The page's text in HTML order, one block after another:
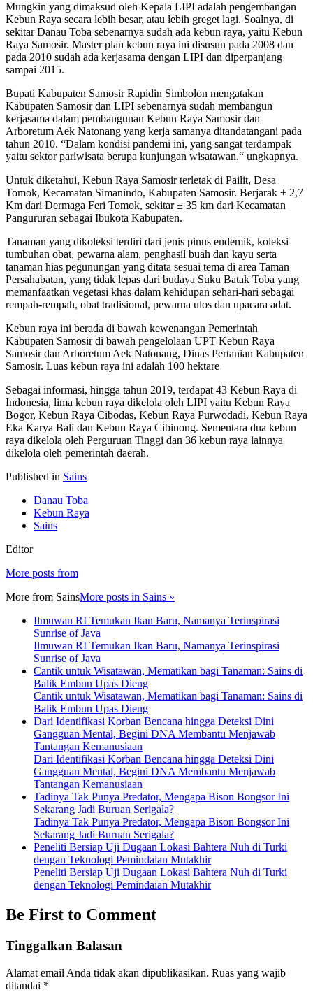
Mungkin yang dimaksud oleh Kepala LIPI adalah pengembangan
Kebun Raya secara lebih besar, atau lebih greget lagi. Soalnya, di
sekitar Danau Toba sebenarnya sudah ada kebun raya, yaitu Kebun
Raya Samosir. Master plan kebun raya ini disusun pada 2008 dan
pada 2010 sudah ada kerjasama dengan LIPI dan diperpanjang
sampai 2015.
Bupati Kabupaten Samosir Rapidin Simbolon mengatakan
Kabupaten Samosir dan LIPI sebenarnya sudah membangun
kerjasama dalam pembangunan Kebun Raya Samosir dan
Arboretum Aek Natonang yang kerja samanya ditandatangani pada
tahun 2010. “Dalam kondisi pandemi ini, yang sangat terdampak
yaitu sektor pariwisata berupa kunjungan wisatawan,“ ungkapnya.
Untuk diketahui, Kebun Raya Samosir terletak di Pailit, Desa
Tomok, Kecamatan Simanindo, Kabupaten Samosir. Berjarak ± 2,7
Km dari Dermaga Feri Tomok, sekitar ± 35 km dari Kecamatan
Pangururan sebagai Ibukota Kabupaten.
Tanaman yang dikoleksi terdiri dari jenis pinus endemik, koleksi
tumbuhan obat, pewarna alam, penghasil buah dan kayu serta
tanaman hias pegunungan yang ditata sesuai tema di area Taman
Persahabatan, yang tidak lepas dari budaya Suku Batak Toba yang
memanfaatkan vegetasi khas dalam kehidupan sehari-hari sebagai
rempah-rempah, obat tradisional, pewarna ulos dan upacara adat.
Kebun raya ini berada di bawah kewenangan Pemerintah
Kabupaten Samosir di bawah pengelolaan UPT Kebun Raya
Samosir dan Arboretum Aek Natonang, Dinas Pertanian Kabupaten
Samosir. Luas kebun raya ini adalah 100 hektare
Sebagai informasi, hingga tahun 2019, terdapat 43 Kebun Raya di
Indonesia, lima kebun raya dikelola oleh LIPI yaitu Kebun Raya
Bogor, Kebun Raya Cibodas, Kebun Raya Purwodadi, Kebun Raya
Eka Karya Bali dan Kebun Raya Cibinong. Sementara dua kebun
raya dikelola oleh Perguruan Tinggi dan 36 kebun raya lainnya
dikelola oleh pemerintah daerah.
Published in Sains
Danau Toba
Kebun Raya
Sains
Editor
More posts from
More from SainsMore posts in Sains »
Ilmuwan RI Temukan Ikan Baru, Namanya Terinspirasi
Sunrise of Java
Ilmuwan RI Temukan Ikan Baru, Namanya Terinspirasi
Sunrise of Java
Cantik untuk Wisatawan, Mematikan bagi Tanaman: Sains di
Balik Embun Upas Dieng
Cantik untuk Wisatawan, Mematikan bagi Tanaman: Sains di
Balik Embun Upas Dieng
Dari Identifikasi Korban Bencana hingga Deteksi Dini
Gangguan Mental, Begini DNA Membantu Menjawab
Tantangan Kemanusiaan
Dari Identifikasi Korban Bencana hingga Deteksi Dini
Gangguan Mental, Begini DNA Membantu Menjawab
Tantangan Kemanusiaan
Tadinya Tak Punya Predator, Mengapa Bison Bongsor Ini
Sekarang Jadi Buruan Serigala?
Tadinya Tak Punya Predator, Mengapa Bison Bongsor Ini
Sekarang Jadi Buruan Serigala?
Peneliti Bersiap Uji Dugaan Lokasi Bahtera Nuh di Turki
dengan Teknologi Pemindaian Mutakhir
Peneliti Bersiap Uji Dugaan Lokasi Bahtera Nuh di Turki
dengan Teknologi Pemindaian Mutakhir
Be First to Comment
Tinggalkan Balasan
Alamat email Anda tidak akan dipublikasikan. Ruas yang wajib
ditandai *